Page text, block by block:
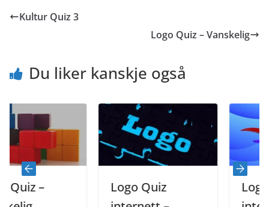
Kultur Quiz 3
Logo Quiz – Vanskelig
Du liker kanskje også
–
Logo Quiz
Logo Quiz